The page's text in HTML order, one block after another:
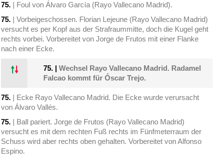
75. | Foul von Álvaro García (Rayo Vallecano Madrid).
75. | Vorbeigeschossen. Florian Lejeune (Rayo Vallecano Madrid)
versucht es per Kopf aus der Strafraummitte, doch die Kugel geht
rechts vorbei. Vorbereitet von Jorge de Frutos mit einer Flanke
nach einer Ecke.
75. |Wechsel Rayo Vallecano Madrid. Radamel
Falcao kommt für Óscar Trejo.
75. | Ecke Rayo Vallecano Madrid. Die Ecke wurde verursacht
von Álvaro Vallés.
75. | Ball pariert. Jorge de Frutos (Rayo Vallecano Madrid)
versucht es mit dem rechten Fuß rechts im Fünfmeterraum der
Schuss wird aber rechts oben gehalten. Vorbereitet von Alfonso
Espino.